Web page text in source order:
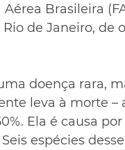
Brasileira
de Janeiro, de
doença rara,
leva à morte –
Ela é causa
espécies